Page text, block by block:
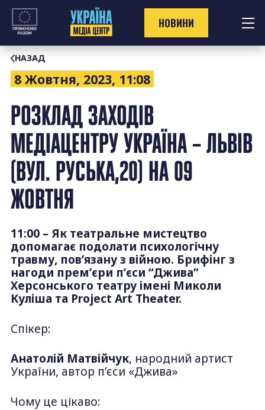
Перейти
контенту
НОВИНИ
НАЗАД
8 Жовтня, 2023, 11:08
РОЗКЛАД ЗАХОДІВ
МЕДІАЦЕНТРУ УКРАЇНА – ЛЬВІВ
(ВУЛ. РУСЬКА,20) НА 09
ЖОВТНЯ
11:00 – Як театральне мистецтво
допомагає подолати психологічну
травму, пов’язану з війною. Брифінг з
нагоди премʼєри п’єси “Джива”
Херсонського театру імені Миколи
Куліша та Project Art Theater.
Спікер:
Анатолій Матвійчук, народний артист
України, автор пʼєси «Джива»
Чому це цікаво: